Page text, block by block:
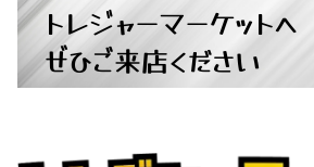
トレジャーマーケットへ
ぜひご来店ください